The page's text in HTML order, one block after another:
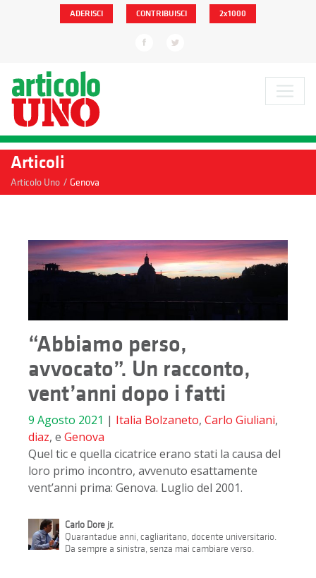
ADERISCI CONTRIBUISCI 2x1000
Articoli
Articolo Uno / Genova
“Abbiamo perso,
avvocato”. Un racconto,
vent’anni dopo i fatti
9 Agosto 2021 | Italia Bolzaneto, Carlo Giuliani,
diaz, e Genova
Quel tic e quella cicatrice erano stati la causa del
loro primo incontro, avvenuto esattamente
vent’anni prima: Genova. Luglio del 2001.
Carlo Dore jr.
Quarantadue anni, cagliaritano, docente universitario.
Da sempre a sinistra, senza mai cambiare verso.